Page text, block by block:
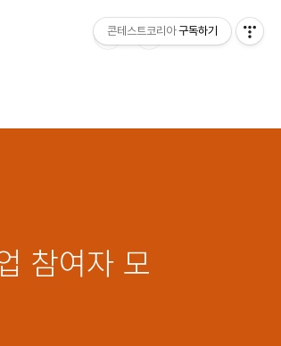
참여자 모
콘테스트코리아 구독하기